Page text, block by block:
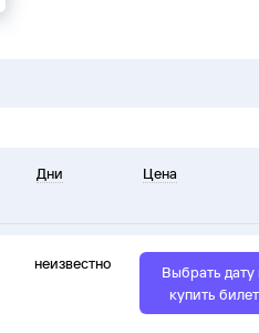
Дни Цена
неизвестно
Выбрать дату
купить билет